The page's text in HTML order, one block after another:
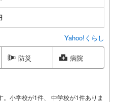
Yahoo!くらし
防災 病院
小学校が1件、 中学校が1件ありま